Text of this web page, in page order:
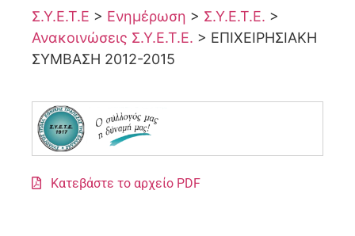
Σ.Υ.Ε.Τ.Ε > Ενημέρωση > Σ.Υ.Ε.Τ.Ε. >
Ανακοινώσεις Σ.Υ.Ε.Τ.Ε. > ΕΠΙΧΕΙΡΗΣΙΑΚΗ
ΣΥΜΒΑΣΗ 2012-2015
Κατεβάστε το αρχείο PDF